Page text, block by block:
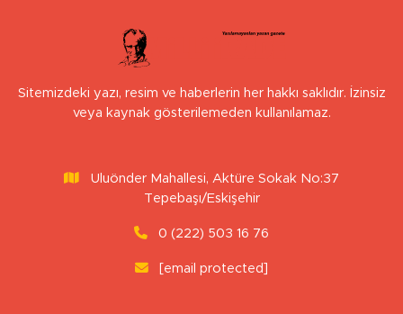
Sitemizdeki yazı, resim ve haberlerin her hakkı saklıdır. İzinsiz
veya kaynak gösterilemeden kullanılamaz.
Uluönder Mahallesi, Aktüre Sokak No:37
Tepebaşı/Eskişehir
0 (222) 503 16 76
[email protected]